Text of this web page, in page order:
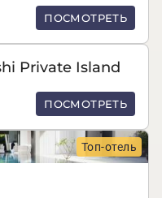
ПОСМОТРЕТЬ
Private Island
ПОСМОТРЕТЬ
Топ-отель